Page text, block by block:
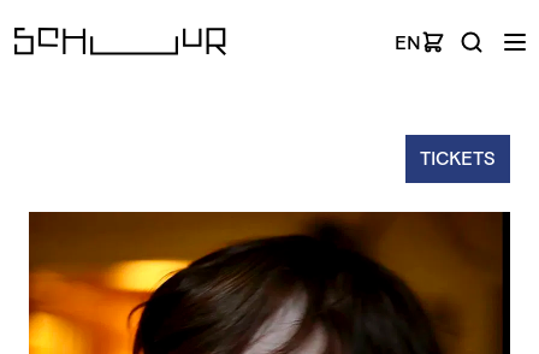
EN
TICKETS